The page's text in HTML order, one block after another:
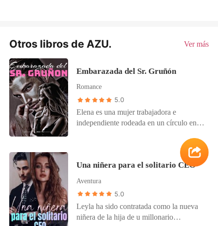
Otros libros de AZU. Ver más
Embarazada del Sr. Gruñón
Romance
5.0
Elena es una mujer trabajadora e
independiente rodeada en un círculo en
error de una noche con su peor enemigo
la hace decidir entre un bebé o abandonar
su carrera para siempre.
Una niñera para el solitario CEO
Aventura
5.0
Leyla ha sido contratada como la nueva
niñera de la hija de u millonario